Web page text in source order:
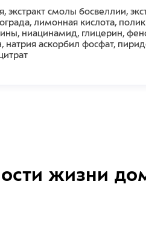
смолы босвеллии,
лимонная кислота,
ниацинамид, глицерин,
натрия аскорбил фосфат,
жизни